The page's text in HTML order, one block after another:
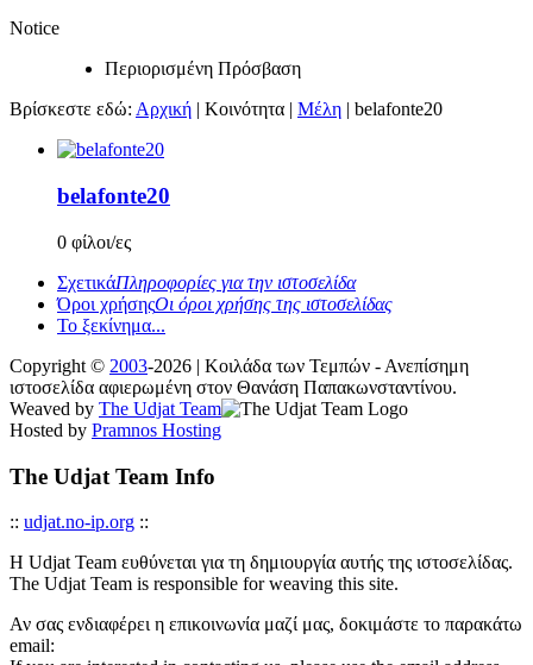
Notice
Περιορισμένη Πρόσβαση
Βρίσκεστε εδώ: Αρχική | Κοινότητα | Μέλη | belafonte20
belafonte20
0 φίλοι/ες
ΣχετικάΠληροφορίες για την ιστοσελίδα
Όροι χρήσηςΟι όροι χρήσης της ιστοσελίδας
Το ξεκίνημα...
Copyright © 2003-2026 | Κοιλάδα των Τεμπών - Ανεπίσημη
ιστοσελίδα αφιερωμένη στον Θανάση Παπακωνσταντίνου.
Weaved by The Udjat Team
Hosted by Pramnos Hosting
The Udjat Team Info
:: udjat.no-ip.org ::
Η Udjat Team ευθύνεται για τη δημιουργία αυτής της ιστοσελίδας.
The Udjat Team is responsible for weaving this site.
Αν σας ενδιαφέρει η επικοινωνία μαζί μας, δοκιμάστε το παρακάτω
email: